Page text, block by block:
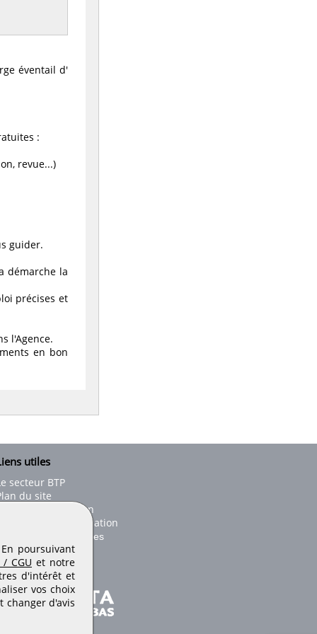
éventail d'
:
revue...)
guider.
démarche la
précises et
l'Agence.
en bon
utiles
secteur BTP
du site
d'utilisation
de publication
des cookies
poursuivant
/ CGU et notre
d'intérêt et
vos choix
changer d'avis